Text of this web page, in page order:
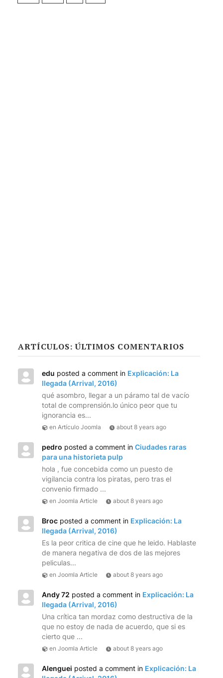
ARTÍCULOS: ÚLTIMOS COMENTARIOS
edu posted a comment in Explicación: La
llegada (Arrival, 2016)
qué asombro, llegar a un páramo tal de vacío
total de comprensión.lo único peor que tu
ignorancia es...
en Artículo Joomla about 8 years ago
pedro posted a comment in Ciudades raras
para una historieta pulp
hola , fue concebida como un puesto de
vigilancia contra los piratas, pero tras el
convenio firmado ...
en Joomla Article about 8 years ago
Broc posted a comment in Explicación: La
llegada (Arrival, 2016)
Es la peor critica de cine que he leido. Hablaste
de manera negativa de dos de las mejores
peliculas...
en Joomla Article about 8 years ago
Andy 72 posted a comment in Explicación: La
llegada (Arrival, 2016)
Una crítica tan mordaz como destructiva de la
que no estoy de nada de acuerdo, que si es
cierto que ...
en Joomla Article about 8 years ago
Alenguei posted a comment in Explicación: La